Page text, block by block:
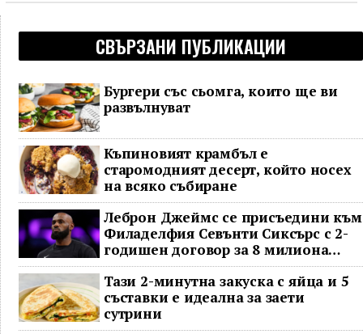
СВЪРЗАНИ ПУБЛИКАЦИИ
Бургери със сьомга, които ще ви
развълнуват
Къпиновият крамбъл е
старомодният десерт, който носех
на всяко събиране
Леброн Джеймс се присъедини към
Филаделфия Севънти Сиксърс с 2-
годишен договор за 8 милиона
долара
Тази 2-минутна закуска с яйца и 5
съставки е идеална за заети
сутрини